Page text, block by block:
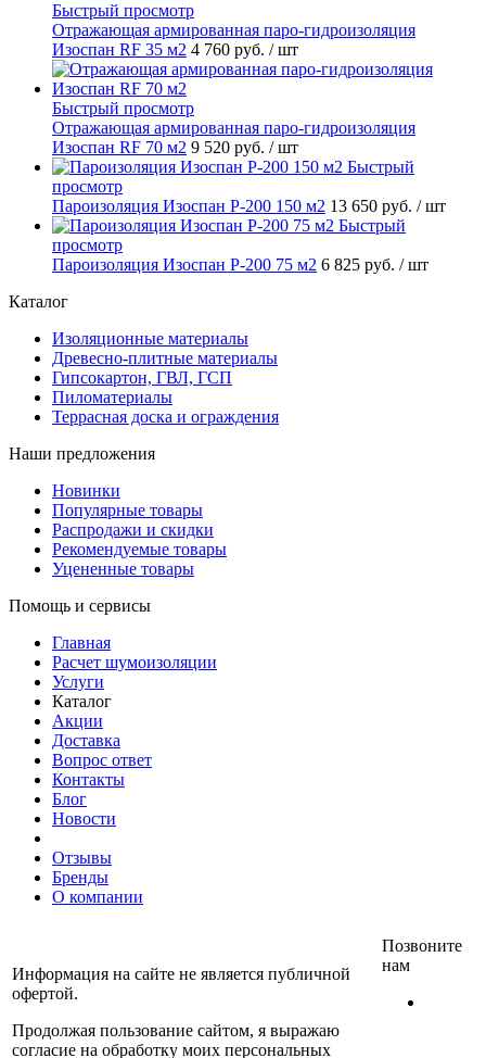
Быстрый просмотр
Отражающая армированная паро-гидроизоляция
Изоспан RF 35 м2 4 760 руб. / шт
Быстрый просмотр
Отражающая армированная паро-гидроизоляция
Изоспан RF 70 м2 9 520 руб. / шт
Быстрый
просмотр
Пароизоляция Изоспан P-200 150 м2 13 650 руб. / шт
Быстрый
просмотр
Пароизоляция Изоспан P-200 75 м2 6 825 руб. / шт
Каталог
Изоляционные материалы
Древесно-плитные материалы
Гипсокартон, ГВЛ, ГСП
Пиломатериалы
Террасная доска и ограждения
Наши предложения
Новинки
Популярные товары
Распродажи и скидки
Рекомендуемые товары
Уцененные товары
Помощь и сервисы
Главная
Расчет шумоизоляции
Услуги
Каталог
Акции
Доставка
Вопрос ответ
Контакты
Блог
Новости
Отзывы
Бренды
О компании
Информация на сайте не является публичной
офертой.
Продолжая пользование сайтом, я выражаю
согласие на обработку моих персональных
Позвоните
нам